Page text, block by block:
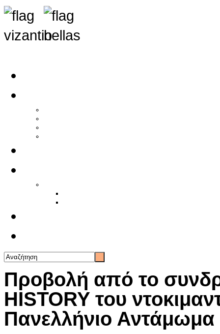
Προβολή από το
HISTORY του
Πανελλήνιο Αντάμωμα